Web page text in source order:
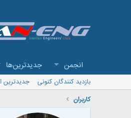
انجمن جدیدترین‌ها
بازدید کنندگان کنونی جدیدترین
کاربران